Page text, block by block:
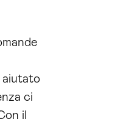
aiutato
ci
il